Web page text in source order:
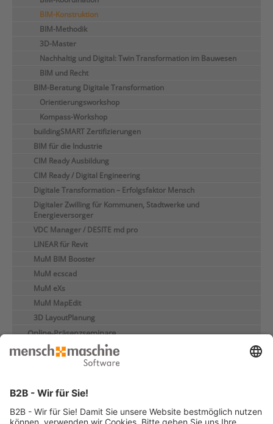
BIM-Konstruktion
BIM-Methodik
3D-Master
Nachhaltig und Digital: Twin Transformation im Bauwesen
BIM und Recht
BIM-Beratung Digitale Transformation
Orientierungsworkshop
Kompass-Workshop
buildingSMART Zertifizierungen
BIM für die Industrie
CIM Ready Ausbildung
CIM Ready / Digital Engineering
Digitale Transformation – Erfolgsfaktor Mensch
Digitaler Zwilling für Kommunen, Stadtwerke und
Energieversorger
VDC Manager / DESITE md pro
LINEAR für Revit
MuM BIM Booster
MuM ecscad
MuM eXs
MuM MapEdit
3D LayoutPlanung
Online-Präsenzseminare
Individualseminare
Seminare für Studium/Ausbildung
e-Learnings